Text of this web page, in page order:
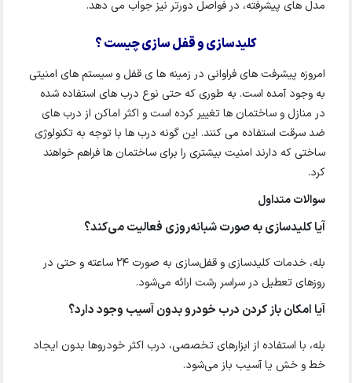
مدل های پیشرفته، در فواصل دورتر نیز جواب می دهد.
کلیدسازی و قفل سازی چیست ؟
امروزه پیشرفت های فراوانی در زمینه ها ی قفل و سیستم های امنیتی
به وجود آمده است. به طوری که حتی نوع درب های استفاده شده
در منازل و ساختمان ها تغییر کرده است و اکثر اماکن از درب های
ضد سرقت استفاده می کنند. این گونه درب ها با توجه به تکنولوژی
ساختی که دارند امنیت بیشتری را برای ساختمان ها فراهم خواهند
کرد.
سوالات متداول
آیا کلیدسازی به صورت شبانه‌روزی فعالیت می‌کند؟
بله، خدمات کلیدسازی و قفل‌سازی به صورت ۲۴ ساعته و حتی در
روزهای تعطیل در سراسر رشت ارائه می‌شود.
آیا امکان باز کردن درب خودرو بدون آسیب وجود دارد؟
بله، با استفاده از ابزارهای تخصصی، درب اکثر خودروها بدون ایجاد
خط و خش یا آسیب باز می‌شود.